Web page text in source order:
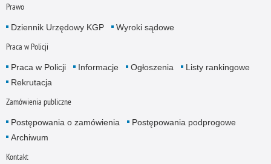
Prawo
Dziennik Urzędowy KGP Wyroki sądowe
Praca w Policji
Praca w Policji Informacje Ogłoszenia
Listy rankingowe
Rekrutacja
Zamówienia publiczne
Postępowania o zamówienia
Postępowania podprogowe
Archiwum
Kontakt